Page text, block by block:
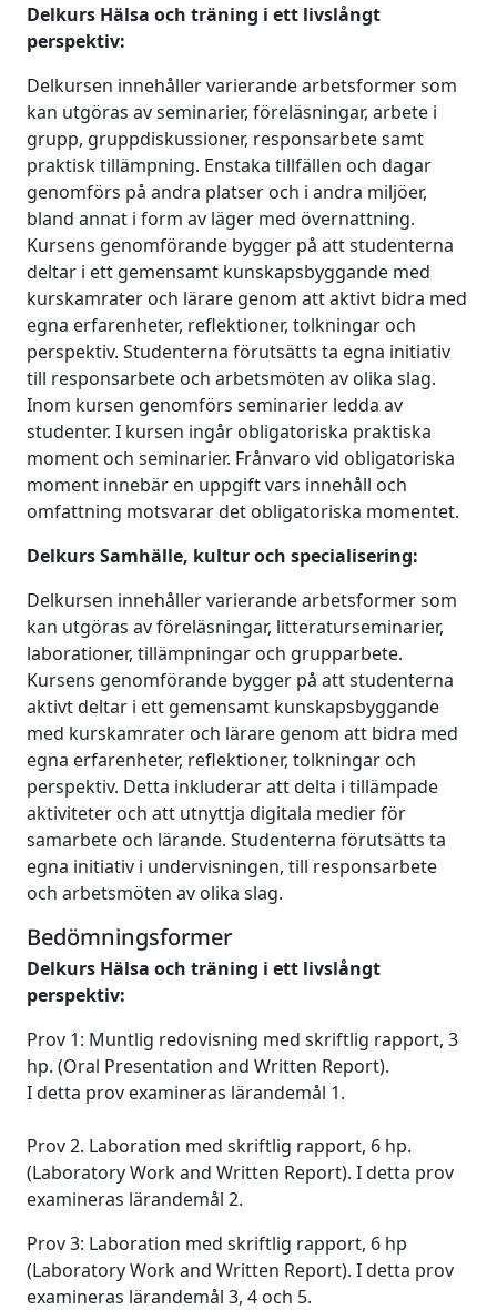
Delkurs Hälsa och träning i ett livslångt
perspektiv:
Delkursen innehåller varierande arbetsformer som
kan utgöras av seminarier, föreläsningar, arbete i
grupp, gruppdiskussioner, responsarbete samt
praktisk tillämpning. Enstaka tillfällen och dagar
genomförs på andra platser och i andra miljöer,
bland annat i form av läger med övernattning.
Kursens genomförande bygger på att studenterna
deltar i ett gemensamt kunskapsbyggande med
kurskamrater och lärare genom att aktivt bidra med
egna erfarenheter, reflektioner, tolkningar och
perspektiv. Studenterna förutsätts ta egna initiativ
till responsarbete och arbetsmöten av olika slag.
Inom kursen genomförs seminarier ledda av
studenter. I kursen ingår obligatoriska praktiska
moment och seminarier. Frånvaro vid obligatoriska
moment innebär en uppgift vars innehåll och
omfattning motsvarar det obligatoriska momentet.
Delkurs Samhälle, kultur och specialisering:
Delkursen innehåller varierande arbetsformer som
kan utgöras av föreläsningar, litteraturseminarier,
laborationer, tillämpningar och grupparbete.
Kursens genomförande bygger på att studenterna
aktivt deltar i ett gemensamt kunskapsbyggande
med kurskamrater och lärare genom att bidra med
egna erfarenheter, reflektioner, tolkningar och
perspektiv. Detta inkluderar att delta i tillämpade
aktiviteter och att utnyttja digitala medier för
samarbete och lärande. Studenterna förutsätts ta
egna initiativ i undervisningen, till responsarbete
och arbetsmöten av olika slag.
Bedömningsformer
Delkurs Hälsa och träning i ett livslångt
perspektiv:
Prov 1: Muntlig redovisning med skriftlig rapport, 3
hp. (Oral Presentation and Written Report).
I detta prov examineras lärandemål 1.
Prov 2. Laboration med skriftlig rapport, 6 hp.
(Laboratory Work and Written Report). I detta prov
examineras lärandemål 2.
Prov 3: Laboration med skriftlig rapport, 6 hp
(Laboratory Work and Written Report). I detta prov
examineras lärandemål 3, 4 och 5.